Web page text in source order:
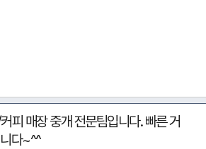
피 매장 중개 전문팀입니다. 빠른 거
다~^^